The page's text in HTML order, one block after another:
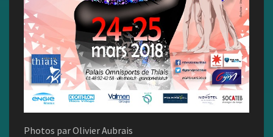
Photos par Olivier Aubrais